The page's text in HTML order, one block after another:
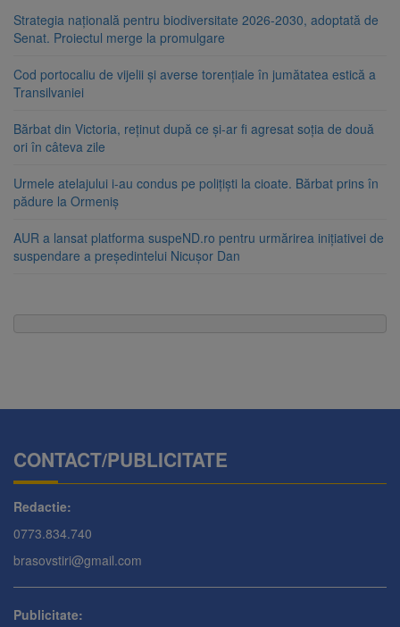
Strategia națională pentru biodiversitate 2026-2030, adoptată de
Senat. Proiectul merge la promulgare
Cod portocaliu de vijelii și averse torențiale în jumătatea estică a
Transilvaniei
Bărbat din Victoria, reținut după ce și-ar fi agresat soția de două
ori în câteva zile
Urmele atelajului i-au condus pe polițiști la cioate. Bărbat prins în
pădure la Ormeniș
AUR a lansat platforma suspeND.ro pentru urmărirea inițiativei de
suspendare a președintelui Nicușor Dan
CONTACT/PUBLICITATE
Redactie:
0773.834.740
brasovstiri@gmail.com
Publicitate: